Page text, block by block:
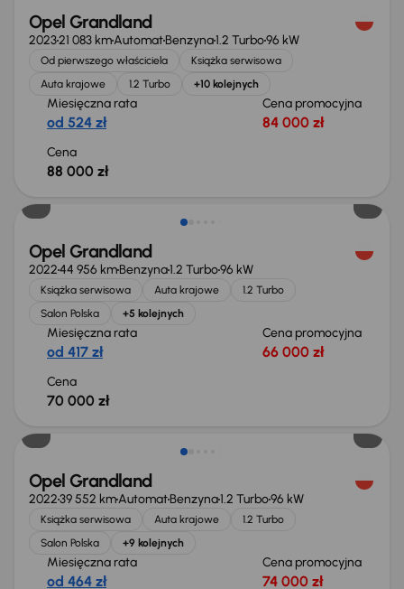
Opel Grandland
202321 083 kmAutomatBenzyna1.2 Turbo96 kW
Od pierwszego właściciela
Książka serwisowa
Auta krajowe
1.2 Turbo +10 kolejnych
Miesięczna rata
od 524 zł
Cena promocyjna
84 000 zł
Cena
88 000 zł
Opel Grandland
202244 956 kmBenzyna1.2 Turbo96 kW
Książka serwisowa Auta krajowe
1.2 Turbo
Salon Polska
+5 kolejnych
Miesięczna rata
od 417 zł
Cena promocyjna
66 000 zł
Cena
70 000 zł
Opel Grandland
202239 552 kmAutomatBenzyna1.2 Turbo96 kW
Książka serwisowa Auta krajowe
1.2 Turbo
Salon Polska
+9 kolejnych
Miesięczna rata
od 464 zł
Cena promocyjna
74 000 zł